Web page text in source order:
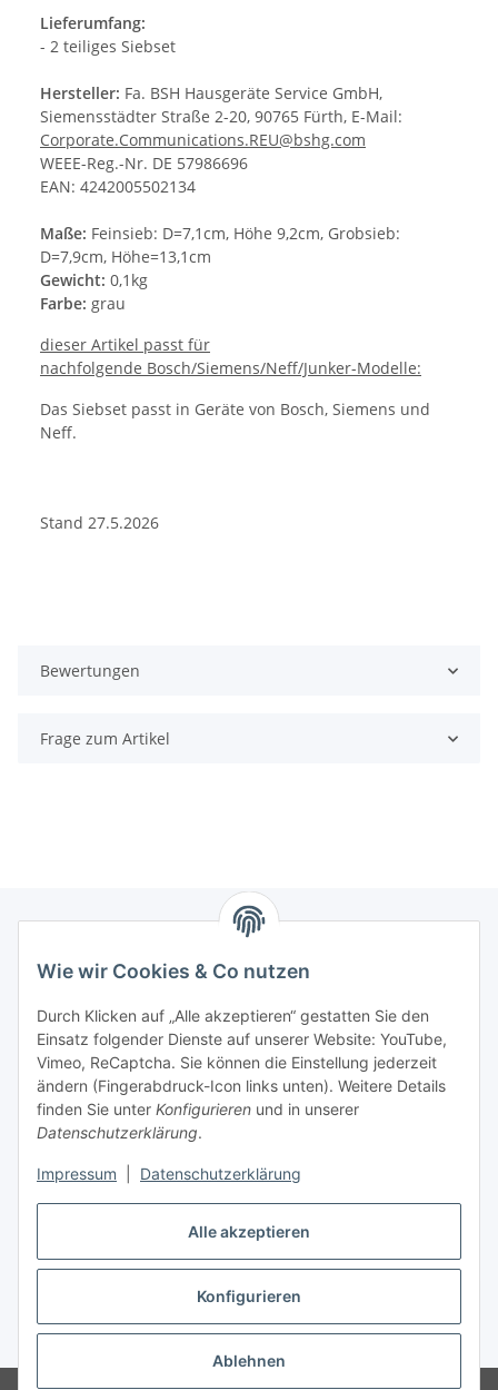
Alle akzeptieren
Konfigurieren
Ablehnen
Wie wir Cookies & Co nutzen
Durch Klicken auf „Alle akzeptieren“ gestatten Sie den
Einsatz folgender Dienste auf unserer Website: YouTube,
Vimeo, ReCaptcha. Sie können die Einstellung jederzeit
ändern (Fingerabdruck-Icon links unten). Weitere Details
finden Sie unter Konfigurieren und in unserer
Datenschutzerklärung.
Impressum Datenschutzerklärung
Lieferumfang:
- 2 teiliges Siebset
Hersteller: Fa. BSH Hausgeräte Service GmbH,
Siemensstädter Straße 2-20, 90765 Fürth, E-Mail:
Corporate.Communications.REU@bshg.com
WEEE-Reg.-Nr. DE 57986696
EAN: 4242005502134
Maße: Feinsieb: D=7,1cm, Höhe 9,2cm, Grobsieb:
D=7,9cm, Höhe=13,1cm
Gewicht: 0,1kg
Farbe: grau
dieser Artikel passt für
nachfolgende Bosch/Siemens/Neff/Junker-Modelle:
Das Siebset passt in Geräte von Bosch, Siemens und
Neff.
Stand 27.5.2026
Bewertungen
Frage zum Artikel
Zahlungsmöglichkeiten
Versandinformationen
Gesetzliche Informationen
Vertrag widerrufen
* Alle Preise inkl. gesetzlicher USt., zzgl.Versand